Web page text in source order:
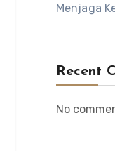
Menjaga
Recent
No